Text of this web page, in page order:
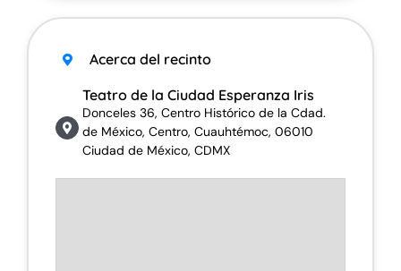
Acerca del recinto
Teatro de la Ciudad Esperanza Iris
Donceles 36, Centro Histórico de la Cdad.
de México, Centro, Cuauhtémoc, 06010
Ciudad de México, CDMX